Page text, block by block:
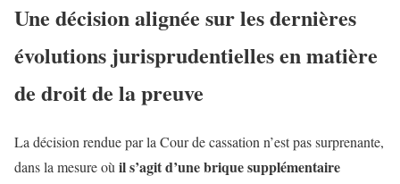
Une décision alignée sur les dernières
évolutions jurisprudentielles en matière
de droit de la preuve
La décision rendue par la Cour de cassation n’est pas surprenante,
dans la mesure où il s’agit d’une brique supplémentaire